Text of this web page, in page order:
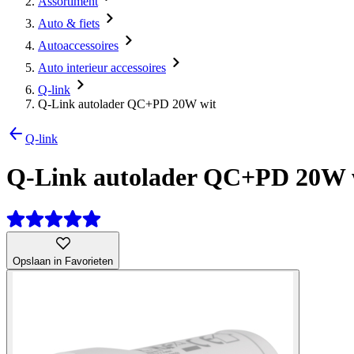
Auto & fiets
Autoaccessoires
Auto interieur accessoires
Q-link
Q-Link autolader QC+PD 20W wit
Q-link
Q-Link autolader QC+PD 20W
Opslaan in Favorieten